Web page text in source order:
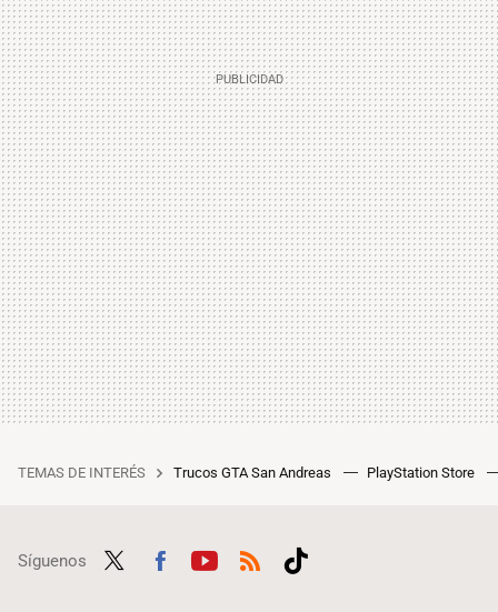
TEMAS DE INTERÉS Trucos GTA San Andreas PlayStation Store
Síguenos